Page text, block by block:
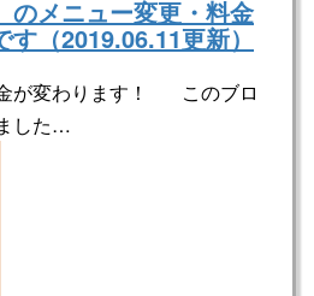
のメニュー変更・料金
す（2019.06.11更新）
が変わります！ このブロ
した…